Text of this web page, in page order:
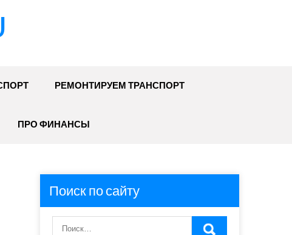
РЕМОНТИРУЕМ ТРАНСПОРТ
ПРО ФИНАНСЫ
Поиск по сайту